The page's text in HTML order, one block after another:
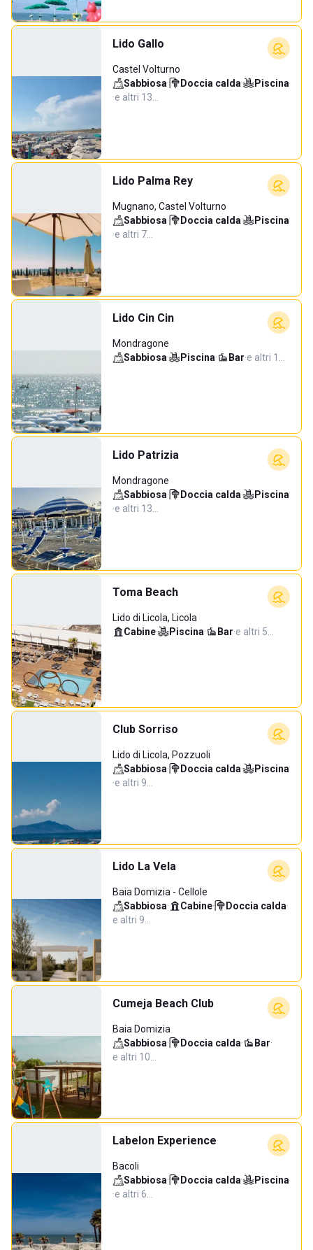
Lido Gallo
Castel Volturno
Sabbiosa· Doccia calda·
Piscina
·e altri 13…
Lido Palma Rey
Mugnano, Castel Volturno
Sabbiosa· Doccia calda·
Piscina
·e altri 7…
Lido Cin Cin
Mondragone
Sabbiosa· Piscina· Bar·e altri 1…
Lido Patrizia
Mondragone
Sabbiosa· Doccia calda·
Piscina
·e altri 13…
Toma Beach
Lido di Licola, Licola
Cabine· Piscina· Bar·e altri 5…
Club Sorriso
Lido di Licola, Pozzuoli
Sabbiosa· Doccia calda·
Piscina
·e altri 9…
Lido La Vela
Baia Domizia - Cellole
Sabbiosa· Cabine· Doccia calda·
e altri 9…
Cumeja Beach Club
Baia Domizia
Sabbiosa· Doccia calda· Bar·
e altri 10…
Labelon Experience
Bacoli
Sabbiosa· Doccia calda·
Piscina
·e altri 6…